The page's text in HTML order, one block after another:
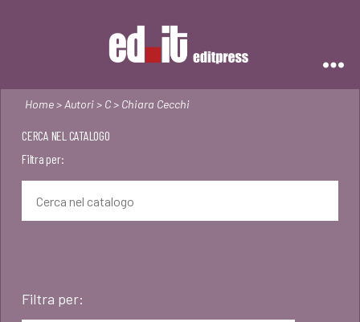
Home> Autori> C> Chiara Cecchi
CERCA NEL CATALOGO
Filtra per:
Filtra per: